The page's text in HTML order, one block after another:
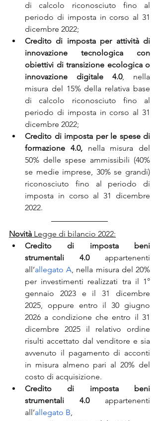
di calcolo riconosciuto fino al
periodo di imposta in corso al 31
dicembre 2022;
Credito di imposta per attività di
innovazione tecnologica con
obiettivi di transizione ecologica o
innovazione digitale 4.0, nella
misura del 15% della relativa base
di calcolo riconosciuto fino al
periodo di imposta in corso al 31
dicembre 2022;
Credito di imposta per le spese di
formazione 4.0, nella misura del
50% delle spese ammissibili (40%
se medie imprese, 30% se grandi)
riconosciuto fino al periodo di
imposta in corso al 31 dicembre
2022.
Novità Legge di bilancio 2022:
Credito di imposta beni
strumentali 4.0 appartenenti
all’allegato A, nella misura del 20%
per investimenti realizzati tra il 1°
gennaio 2023 e il 31 dicembre
2025, oppure entro il 30 giugno
2026 a condizione che entro il 31
dicembre 2025 il relativo ordine
risulti accettato dal venditore e sia
avvenuto il pagamento di acconti
in misura almeno pari al 20% del
costo di acquisizione.
Credito di imposta beni
strumentali 4.0 appartenenti
all’allegato B,